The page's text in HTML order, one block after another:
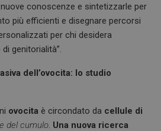
conoscenze e sintetizzarle per
più efficienti e disegnare percorsi
per chi desidera
genitorialità”.
dell’ovocita: lo studio
ovocitaè circondato da cellule di
del cumulo. Una nuova ricerca